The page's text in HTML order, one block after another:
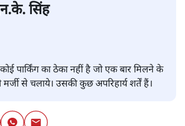
सिंह
कोई पार्किंग का ठेका नहीं है जो एक बार मिलने के
से चलाये। उसकी कुछ अपरिहार्य शर्तें हैं।